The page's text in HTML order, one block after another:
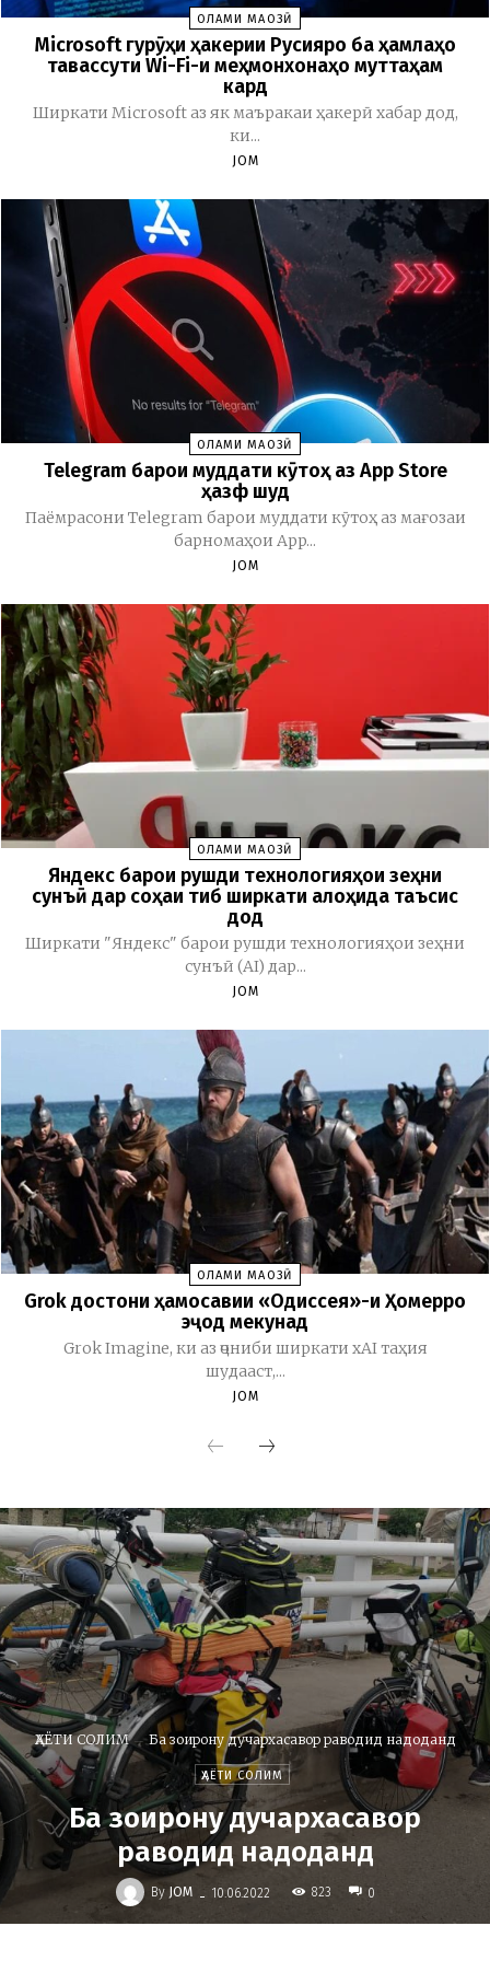
ОЛАМИ МАҶОЗӢ
Microsoft гурӯҳи ҳакерии Русияро ба ҳамлаҳо
тавассути Wi-Fi-и меҳмонхонаҳо муттаҳам
кард
Ширкати Microsoft аз як маъракаи ҳакерӣ хабар дод,
ки...
JOM
ОЛАМИ МАҶОЗӢ
Telegram барои муддати кӯтоҳ аз App Store
ҳазф шуд
Паёмрасони Telegram барои муддати кӯтоҳ аз мағозаи
барномаҳои App...
JOM
ОЛАМИ МАҶОЗӢ
Яндекс барои рушди технологияҳои зеҳни
сунъӣ дар соҳаи тиб ширкати алоҳида таъсис
дод
Ширкати "Яндекс" барои рушди технологияҳои зеҳни
сунъӣ (AI) дар...
JOM
ОЛАМИ МАҶОЗӢ
Grok достони ҳамосавии «Одиссея»-и Ҳомерро
эҷод мекунад
Grok Imagine, ки аз ҷониби ширкати xAI таҳия
шудааст,...
JOM